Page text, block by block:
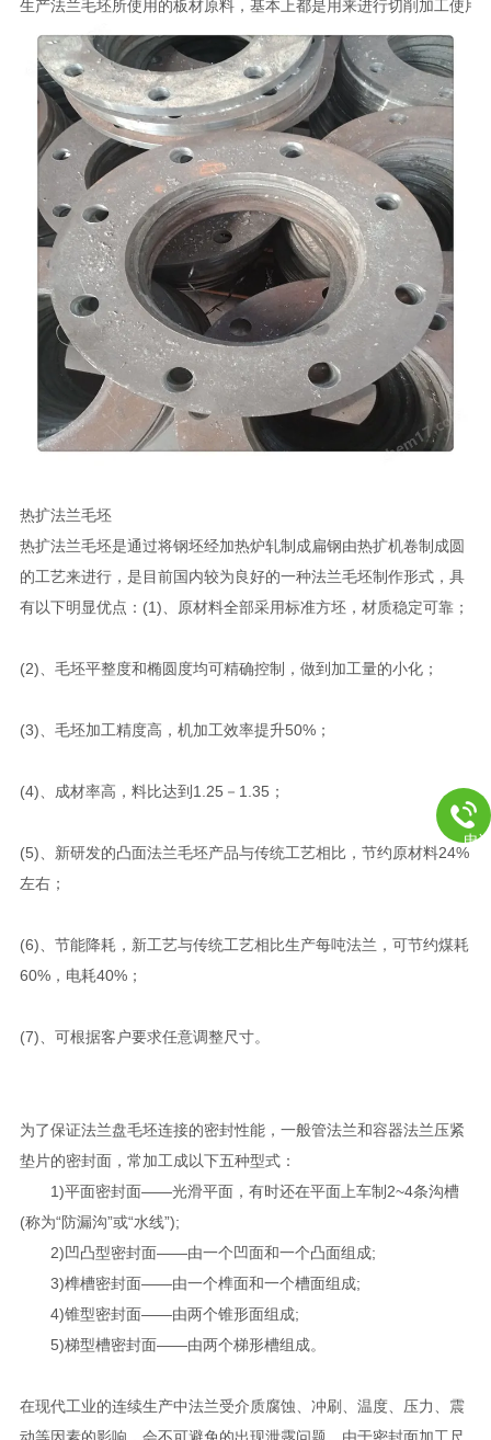
生产法兰毛坯所使用的板材原料，基本上都是用来进行切削加工使
热扩法兰毛坯
热扩法兰毛坯是通过将钢坯经加热炉轧制成扁钢由热扩机卷制成圆
的工艺来进行，是目前国内较为良好的一种法兰毛坯制作形式，具
有以下明显优点：(1)、原材料全部采用标准方坯，材质稳定可靠；
(2)、毛坯平整度和椭圆度均可精确控制，做到加工量的小化；
(3)、毛坯加工精度高，机加工效率提升50%；
(4)、成材率高，料比达到1.25－1.35；
(5)、新研发的凸面法兰毛坯产品与传统工艺相比，节约原材料24%
左右；
(6)、节能降耗，新工艺与传统工艺相比生产每吨法兰，可节约煤耗
60%，电耗40%；
(7)、可根据客户要求任意调整尺寸。
为了保证法兰盘毛坯连接的密封性能，一般管法兰和容器法兰压紧
垫片的密封面，常加工成以下五种型式：
1)平面密封面——光滑平面，有时还在平面上车制2~4条沟槽
(称为“防漏沟”或“水线”);
2)凹凸型密封面——由一个凹面和一个凸面组成;
3)榫槽密封面——由一个榫面和一个槽面组成;
4)锥型密封面——由两个锥形面组成;
5)梯型槽密封面——由两个梯形槽组成。
在现代工业的连续生产中法兰受介质腐蚀、冲刷、温度、压力、震
电